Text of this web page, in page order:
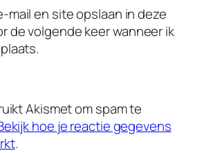
mail en site opslaan in deze
de volgende keer wanneer ik
Akismet om spam te
hoe je reactie gegevens
.